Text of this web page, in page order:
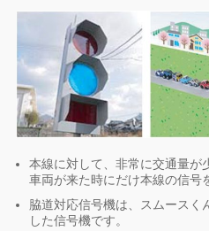
本線に対して、非常に交通量が
車両が来た時にだけ本線の信号
脇道対応信号機は、スムース
した信号機です。